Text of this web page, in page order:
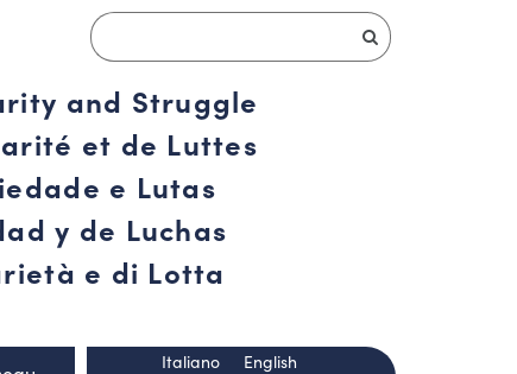
and Struggle
et de Luttes
e Lutas
y de Luchas
e di Lotta
Italiano English